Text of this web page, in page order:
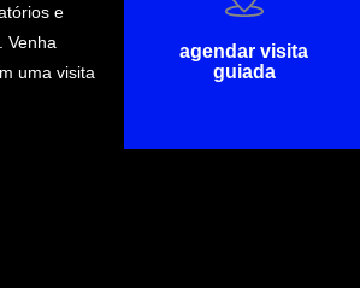
e
Venha
uma visita
agendar visita
guiada